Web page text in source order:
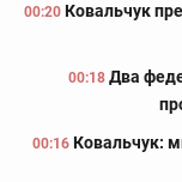
00:20 Ковальчук
00:18 Два
00:16 Ковальчук: